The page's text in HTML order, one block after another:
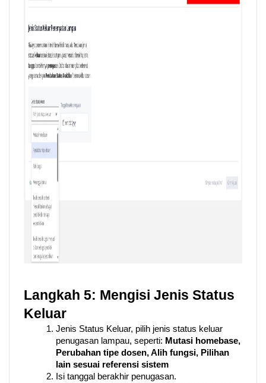
Langkah 5: Mengisi Jenis Status
Keluar
Jenis Status Keluar, pilih jenis status keluar
penugasan lampau, seperti: Mutasi homebase,
Perubahan tipe dosen, Alih fungsi, Pilihan
lain sesuai referensi sistem
Isi tanggal berakhir penugasan.